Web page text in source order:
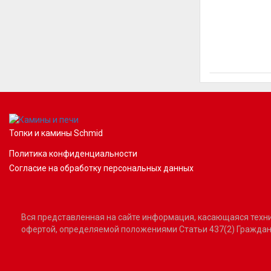
Топки и камины Schmid
Политика конфиденциальности
Согласие на обработку персональных данных
Вся представленная на сайте информация, касающаяся
офертой, определяемой положениями Статьи 437(2)